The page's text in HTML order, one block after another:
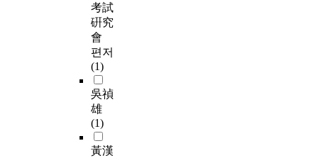
考試
硏究
會
편저
(1)
吳禎
雄
(1)
黃漢